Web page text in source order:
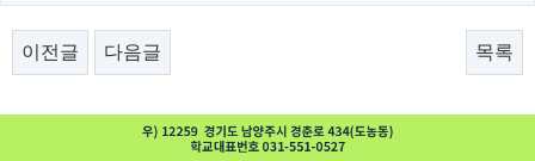
이전글 다음글 목록